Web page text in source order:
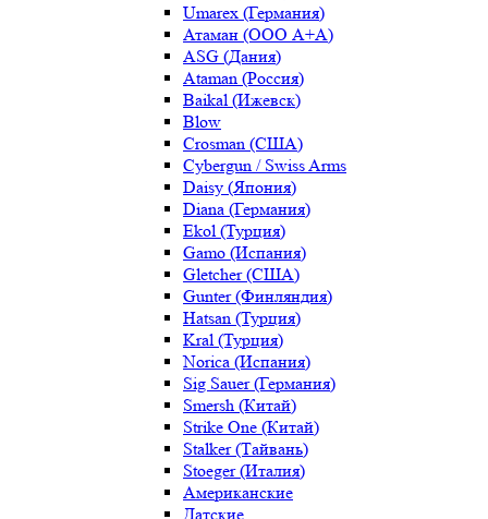
Umarex (Германия)
Атаман (ООО А+А)
ASG (Дания)
Ataman (Россия)
Baikal (Ижевск)
Blow
Crosman (США)
Cybergun / Swiss Arms
Daisy (Япония)
Diana (Германия)
Ekol (Турция)
Gamo (Испания)
Gletcher (США)
Gunter (Финляндия)
Hatsan (Турция)
Kral (Турция)
Norica (Испания)
Sig Sauer (Германия)
Smersh (Китай)
Strike One (Китай)
Stalker (Тайвань)
Stoeger (Италия)
Американские
Датские